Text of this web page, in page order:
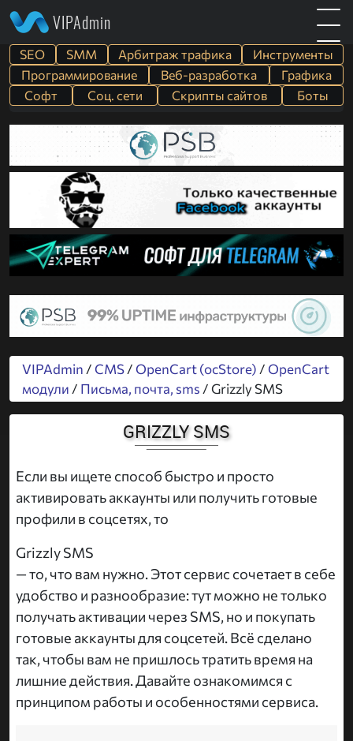
VIPAdmin
SEO SMM Арбитраж трафика
Инструменты
Программирование
Веб-разработка
Графика
Софт
Cоц. сети Скрипты сайтов Боты
VIPAdmin / CMS/OpenCart (ocStore) /OpenCart
модули / Письма, почта, sms / Grizzly SMS
GRIZZLY SMS
Если вы ищете способ быстро и просто
активировать аккаунты или получить готовые
профили в соцсетях, то
Grizzly SMS
— то, что вам нужно. Этот сервис сочетает в себе
удобство и разнообразие: тут можно не только
получать активации через SMS, но и покупать
готовые аккаунты для соцсетей. Всё сделано
так, чтобы вам не пришлось тратить время на
лишние действия. Давайте ознакомимся с
принципом работы и особенностями сервиса.